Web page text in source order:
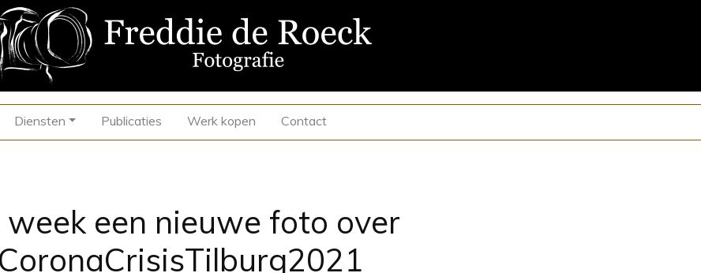
Diensten Publicaties Werk kopen Contact
week een nieuwe foto over